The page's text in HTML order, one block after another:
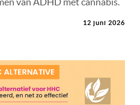
12 juni 2026